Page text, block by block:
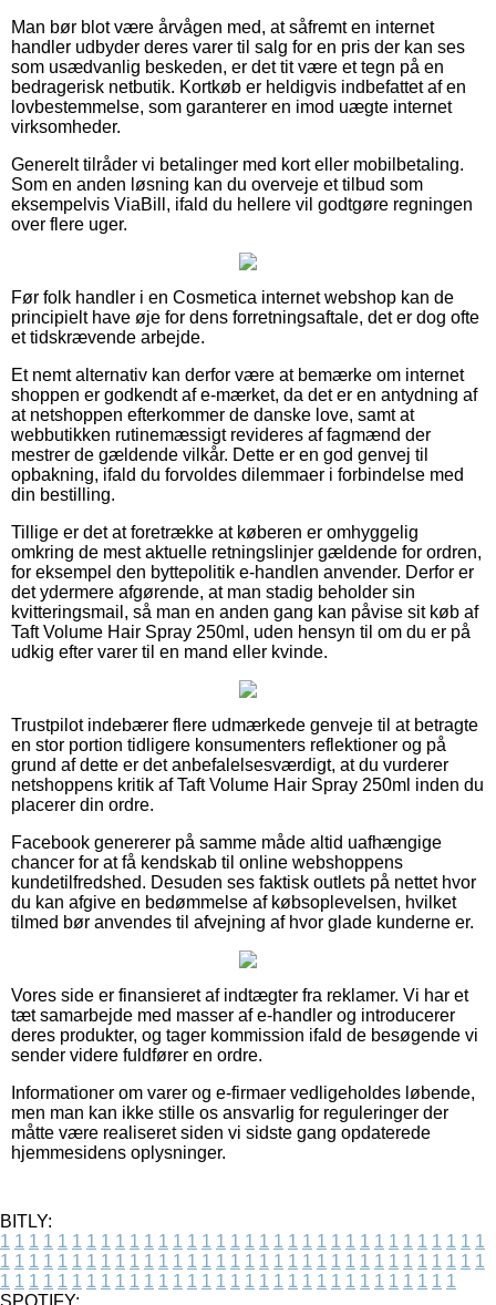
Man bør blot være årvågen med, at såfremt en internet
handler udbyder deres varer til salg for en pris der kan ses
som usædvanlig beskeden, er det tit være et tegn på en
bedragerisk netbutik. Kortkøb er heldigvis indbefattet af en
lovbestemmelse, som garanterer en imod uægte internet
virksomheder.
Generelt tilråder vi betalinger med kort eller mobilbetaling.
Som en anden løsning kan du overveje et tilbud som
eksempelvis ViaBill, ifald du hellere vil godtgøre regningen
over flere uger.
Før folk handler i en Cosmetica internet webshop kan de
principielt have øje for dens forretningsaftale, det er dog ofte
et tidskrævende arbejde.
Et nemt alternativ kan derfor være at bemærke om internet
shoppen er godkendt af e-mærket, da det er en antydning af
at netshoppen efterkommer de danske love, samt at
webbutikken rutinemæssigt revideres af fagmænd der
mestrer de gældende vilkår. Dette er en god genvej til
opbakning, ifald du forvoldes dilemmaer i forbindelse med
din bestilling.
Tillige er det at foretrække at køberen er omhyggelig
omkring de mest aktuelle retningslinjer gældende for ordren,
for eksempel den byttepolitik e-handlen anvender. Derfor er
det ydermere afgørende, at man stadig beholder sin
kvitteringsmail, så man en anden gang kan påvise sit køb af
Taft Volume Hair Spray 250ml, uden hensyn til om du er på
udkig efter varer til en mand eller kvinde.
Trustpilot indebærer flere udmærkede genveje til at betragte
en stor portion tidligere konsumenters reflektioner og på
grund af dette er det anbefalelsesværdigt, at du vurderer
netshoppens kritik af Taft Volume Hair Spray 250ml inden du
placerer din ordre.
Facebook genererer på samme måde altid uafhængige
chancer for at få kendskab til online webshoppens
kundetilfredshed. Desuden ses faktisk outlets på nettet hvor
du kan afgive en bedømmelse af købsoplevelsen, hvilket
tilmed bør anvendes til afvejning af hvor glade kunderne er.
Vores side er finansieret af indtægter fra reklamer. Vi har et
tæt samarbejde med masser af e-handler og introducerer
deres produkter, og tager kommission ifald de besøgende vi
sender videre fuldfører en ordre.
Informationer om varer og e-firmaer vedligeholdes løbende,
men man kan ikke stille os ansvarlig for reguleringer der
måtte være realiseret siden vi sidste gang opdaterede
hjemmesidens oplysninger.
BITLY:
1 1 1 1 1 1 1 1 1 1 1 1 1 1 1 1 1 1 1 1 1 1 1 1 1 1 1 1 1 1 1 1 1 1
1 1 1 1 1 1 1 1 1 1 1 1 1 1 1 1 1 1 1 1 1 1 1 1 1 1 1 1 1 1 1 1 1 1
1 1 1 1 1 1 1 1 1 1 1 1 1 1 1 1 1 1 1 1 1 1 1 1 1 1 1 1 1 1 1 1
SPOTIFY: